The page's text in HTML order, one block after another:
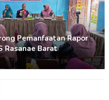
Pemanfaatan Rapor
Rasanae Barat